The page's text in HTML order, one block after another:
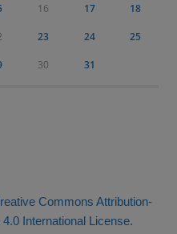
16 17 18
23 24 25
30 31
Commons Attribution-
International License.